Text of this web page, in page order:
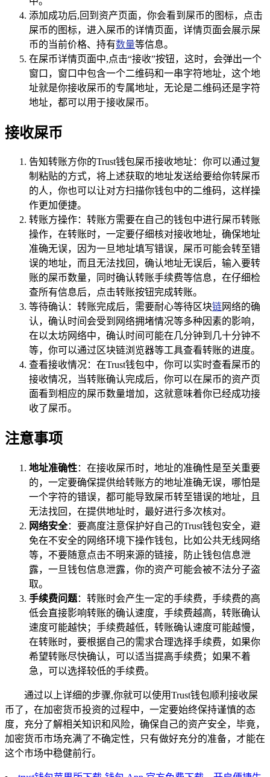
添加成功后,回到资产页面，你会看到屎币的图标，点击
屎币的图标，进入屎币的详情页面，详情页面会展示屎
币的当前价格、持有数量等信息。
在屎币详情页面中,点击“接收”按钮，这时，会弹出一个
窗口，窗口中包含一个二维码和一串字符地址，这个地
址就是你接收屎币的专属地址，无论是二维码还是字符
地址，都可以用于接收屎币。
接收屎币
告知转账方你的Trust钱包屎币接收地址：你可以通过复
制粘贴的方式，将上述获取的地址发送给要给你转屎币
的人，你也可以让对方扫描你钱包中的二维码，这样操
作更加便捷。
转账方操作：转账方需要在自己的钱包中进行屎币转账
操作，在转账时，一定要仔细核对接收地址，确保地址
准确无误，因为一旦地址填写错误，屎币可能会转至错
误的地址，而且无法找回，确认地址无误后，输入要转
账的屎币数量，同时确认转账手续费等信息，在仔细检
查所有信息后，点击转账按钮完成转账。
等待确认：转账完成后，需要耐心等待区块链网络的确
认，确认时间会受到网络拥堵情况等多种因素的影响，
在以太坊网络中，确认时间可能在几分钟到几十分钟不
等，你可以通过区块链浏览器等工具查看转账的进度。
查看接收情况：在Trust钱包中，你可以实时查看屎币的
接收情况，当转账确认完成后，你可以在屎币的资产页
面看到相应的屎币数量增加，这就意味着你已经成功接
收了屎币。
注意事项
地址准确性：在接收屎币时，地址的准确性是至关重要
的，一定要确保提供给转账方的地址准确无误，哪怕是
一个字符的错误，都可能导致屎币转至错误的地址，且
无法找回，在提供地址时，最好进行多次核对。
网络安全：要高度注意保护好自己的Trust钱包安全，避
免在不安全的网络环境下操作钱包，比如公共无线网络
等，不要随意点击不明来源的链接，防止钱包信息泄
露，一旦钱包信息泄露，你的资产可能会被不法分子盗
取。
手续费问题：转账时会产生一定的手续费，手续费的高
低会直接影响转账的确认速度，手续费越高，转账确认
速度可能越快；手续费越低，转账确认速度可能越慢，
在转账时，要根据自己的需求合理选择手续费，如果你
希望转账尽快确认，可以适当提高手续费；如果不着
急，可以选择较低的手续费。
通过以上详细的步骤,你就可以使用Trust钱包顺利接收屎
币了，在加密货币投资的过程中，一定要始终保持谨慎的态
度，充分了解相关知识和风险，确保自己的资产安全，毕竟，
加密货币市场充满了不确定性，只有做好充分的准备，才能在
这个市场中稳健前行。